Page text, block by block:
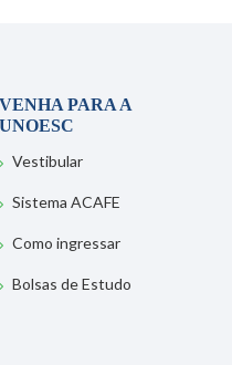
VENHA PARA A
UNOESC
Vestibular
Sistema ACAFE
Como ingressar
Bolsas de Estudo